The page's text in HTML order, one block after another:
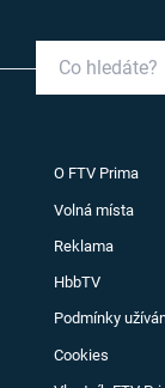
O FTV Prima
Volná místa
Reklama
HbbTV
Podmínky
Cookies